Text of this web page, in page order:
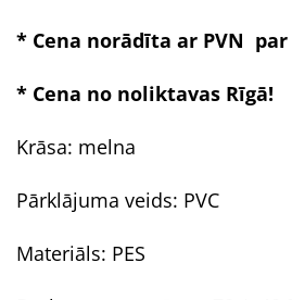
* Cena norādīta ar PVN
* Cena no noliktavas Rīgā!
Krāsa: melna
Pārklājuma veids: PVC
Materiāls: PES